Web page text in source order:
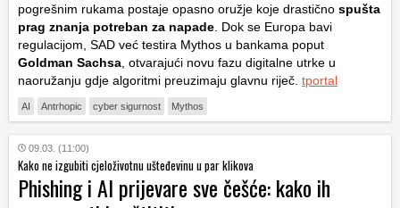
pogrešnim rukama postaje opasno oružje koje drastično spušta
prag znanja potreban za napade . Dok se Europa bavi
regulacijom, SAD već testira Mythos u bankama poput
Goldman Sachsa , otvarajući novu fazu digitalne utrke u
naoružanju gdje algoritmi preuzimaju glavnu riječ. tportal
AI Antrhopic cyber sigurnost Mythos
09.03. (11:00)
Kako ne izgubiti cjeloživotnu ušteđevinu u par klikova
Phishing i AI prijevare sve češće: kako ih